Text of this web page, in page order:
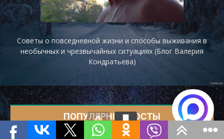
Советы о повседневной жизни и способы выживания в
необычных и чрезвычайных ситуациях (Блог Валерия
Кондратьева)
ПОПУЛЯРНЫЕ ПОСТЫ